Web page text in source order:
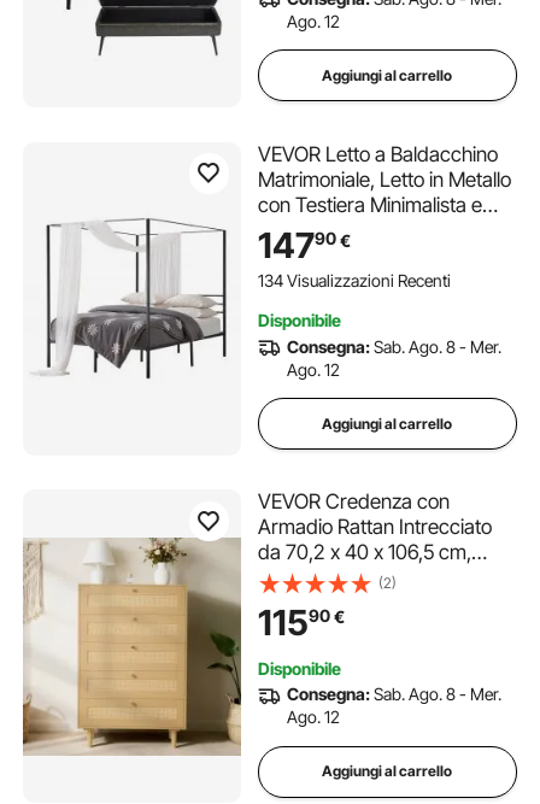
Ago. 12
Aggiungi al carrello
VEVOR Letto a Baldacchino
Matrimoniale, Letto in Metallo
con Testiera Minimalista e
Design a Baldacchino,
Robusto Supporto a Doghe in
Acciaio Quadrate, Non
Molle, Nero
14790€
134 Visualizzazioni Recenti
Disponibile
Consegna:Sab. Ago. 8 - Mer.
Ago. 12
Aggiungi al carrello
VEVOR Credenza con
Armadio Rattan Intrecciato
da 70,2 x 40 x 106,5 cm,
Carico di 13,61 kg con 5
Cassetti e Maniglie in Metallo,
Mobiletto Moderno in Rattan
Soggiorno, Corridoio
(2)
11590€
Disponibile
Consegna:Sab. Ago. 8 - Mer.
Ago. 12
Aggiungi al carrello